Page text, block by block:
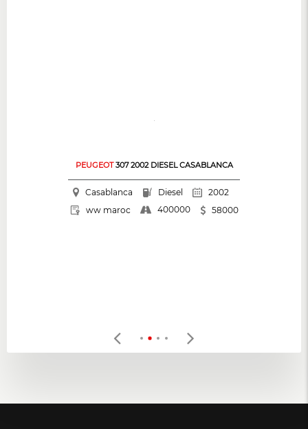
PEUGEOT307 2002 DIESEL CASABLANCA
Casablanca Diesel
2002
ww maroc
400000 58000